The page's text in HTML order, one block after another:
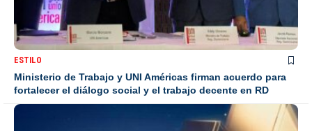
ESTILO
Ministerio de Trabajo y UNI Américas firman acuerdo para
fortalecer el diálogo social y el trabajo decente en RD